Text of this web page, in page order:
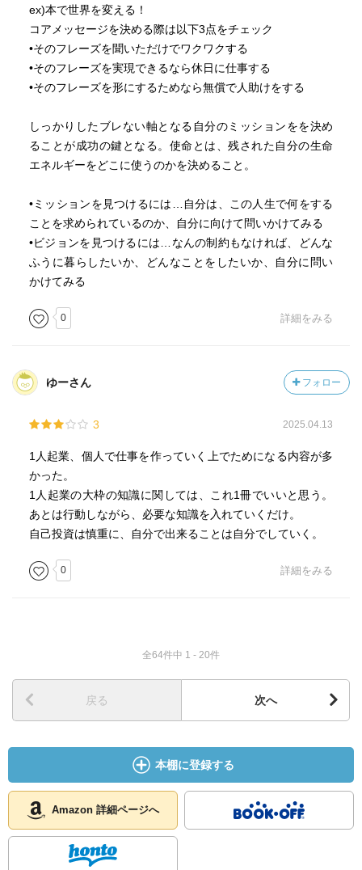
ex)本で世界を変える！
コアメッセージを決める際は以下3点をチェック
•そのフレーズを聞いただけでワクワクする
•そのフレーズを実現できるなら休日に仕事する
•そのフレーズを形にするためなら無償で人助けをする
しっかりしたブレない軸となる自分のミッションをを決め
ることが成功の鍵となる。使命とは、残された自分の生命
エネルギーをどこに使うのかを決めること。
•ミッションを見つけるには…自分は、この人生で何をする
ことを求められているのか、自分に向けて問いかけてみる
•ビジョンを見つけるには…なんの制約もなければ、どんな
ふうに暮らしたいか、どんなことをしたいか、自分に問い
かけてみる
0 詳細をみる
ゆーさん フォロー
3 2025.04.13
1人起業、個人で仕事を作っていく上でためになる内容が多
かった。
1人起業の大枠の知識に関しては、これ1冊でいいと思う。
あとは行動しながら、必要な知識を入れていくだけ。
自己投資は慎重に、自分で出来ることは自分でしていく。
0 詳細をみる
全64件中 1 - 20件
戻る 次へ
本棚に登録する
Amazon 詳細ページへ